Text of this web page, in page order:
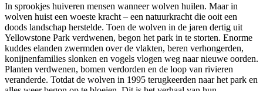
In sprookjes huiveren mensen wanneer wolven huilen. Maar in
wolven huist een woeste kracht – een natuurkracht die ooit een
doods landschap herstelde. Toen de wolven in de jaren dertig uit
Yellowstone Park verdwenen, begon het park in te storten. Enorme
kuddes elanden zwermden over de vlakten, beren verhongerden,
konijnenfamilies slonken en vogels vlogen weg naar nieuwe oorden.
Planten verdwenen, bomen verdorden en de loop van rivieren
veranderde. Totdat de wolven in 1995 terugkeerden naar het park en